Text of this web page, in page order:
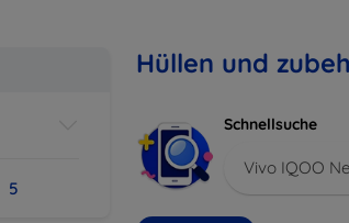
5
Hüllen und
Schnellsuche
Vivo IQOO